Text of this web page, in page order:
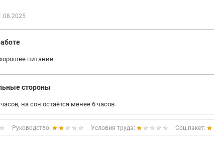
питание
стороны
на сон остаётся менее 6 часов
Руководство: Условия труда: Соц.пакет: